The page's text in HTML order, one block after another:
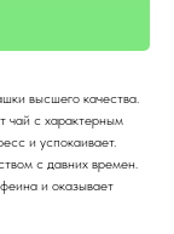
высшего качества.
чай с характерным
и успокаивает.
с давних времен.
и оказывает